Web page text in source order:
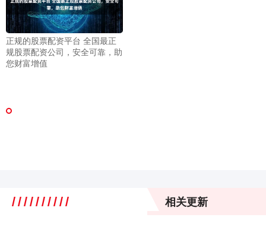
正规的股票配资平台 全国最正
规股票配资公司，安全可靠，助
您财富增值
相关更新